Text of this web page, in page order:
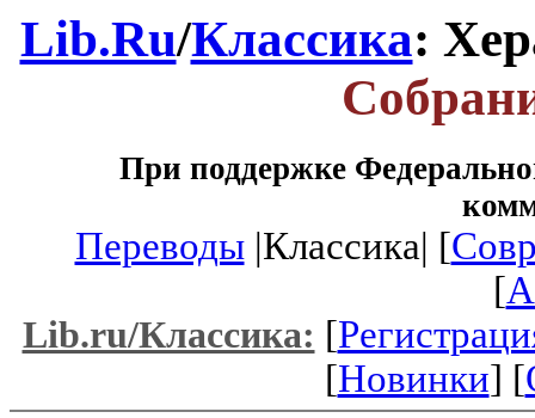
Lib.Ru/Классика:
При поддержке
Переводы|Классика| [
[
Lib.ru/Классика: [
[Новинки] [